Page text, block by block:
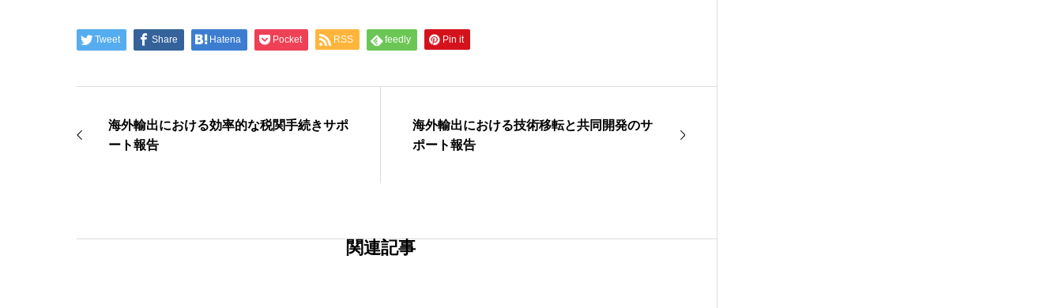
Tweet Share Hatena Pocket RSS feedly Pin it
海外輸出における効率的な税関手続きサポ
ート報告
海外輸出における技術移転と共同開発のサ
ポート報告
関連記事